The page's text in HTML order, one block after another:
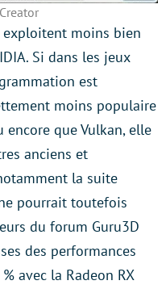
exploitent moins bien
Si dans les jeux
est
moins populaire
que Vulkan, elle
anciens et
la suite
pourrait toutefois
du forum Guru3D
des performances
avec la Radeon RX